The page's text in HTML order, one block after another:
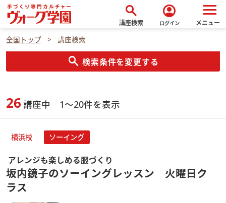
search
講座検索
account_circle
ログイン メニュー
全国トップ 講座検索
search 検索条件を変更する
26 講座中 1～20件を表示
横浜校 ソーイング
アレンジも楽しめる服づくり
坂内鏡子のソーイングレッスン 火曜日ク
ラス